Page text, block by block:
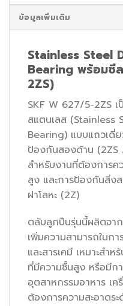
ข้อมูลเพิ่มเติม
Stainless Steel
Bearing พร้อมซี
2ZS)
SKF W 627/5-2ZS
สแตนเลส (Stainless
Bearing) แบบแถวเดี่
ป้องกันสองด้าน
สำหรับงานที่ต้องการค
สูง และการป้องกันสิ่ง
ฝาโลหะ (2Z)
ตลับลูกปืนรุ่นนี้ผลิตจา
เพิ่มความสามารถในก
และสารเคมี เหมาะสำ
ที่มีความชื้นสูง หรือมีกา
อุตสาหกรรมอาหาร เ
ต้องการความสะอาดร